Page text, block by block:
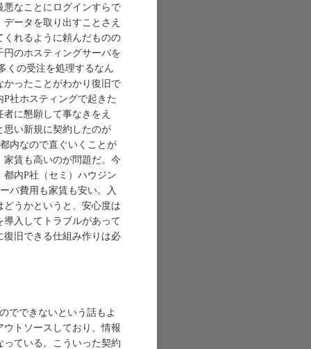
なことにログインすらで
ータを取り出すことさえ
れるように頼んだものの
のホスティングサーバを
くの受注を処理するなん
ったことがわかり復旧で
社ホスティングで起きた
に懇願して事なきをえ
い新規に契約したのが
内なので直ぐいくことが
賃も高いのが問題だ。今
内P社（セミ）ハウジン
バ費用も家賃も安い。入
うかというと、安心度は
入してトラブルがあって
旧できる仕組み作りは必
でできないという話もよ
トソースしており、情報
ている。こういった契約